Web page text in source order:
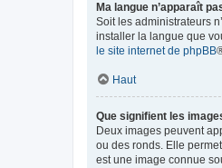
Ma langue n’apparaît
Soit les administrateurs
installer la langue que
le site internet de phpBB
Haut
Que signifient les
Deux images peuvent
ou des ronds. Elle
est une image connue